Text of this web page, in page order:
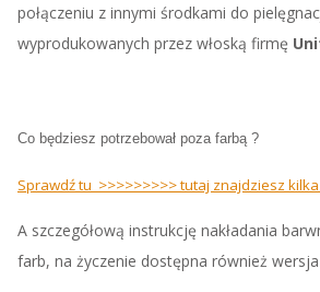
połączeniu z innymi środkami do
wyprodukowanych przez włoską firmę
Co będziesz potrzebował poza farbą ?
Sprawdź tu >>>>>>>>> tutaj znajdziesz
A szczegółową instrukcję nakładania
farb, na życzenie dostępna również